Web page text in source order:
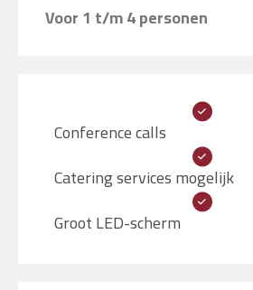
Voor 1 t/m 4 personen
Conference calls
Catering services mogelijk
Groot LED-scherm